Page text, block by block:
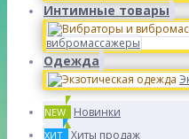
Интимные товары
вибромассажеры
Одежда
NEW Новинки
ХИТ Хиты продаж